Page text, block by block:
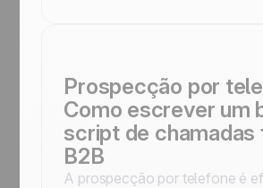
​​Prospecção por
Como escrever um
script de chamadas
B2B
A prospecção por telefone é